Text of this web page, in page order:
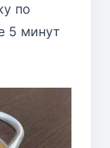
по
5 минут